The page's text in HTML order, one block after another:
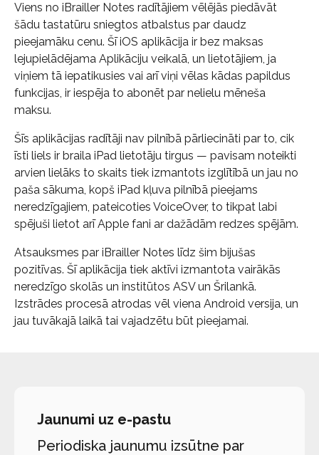
Viens no iBrailler Notes radītājiem vēlējās piedāvāt
šādu tastatūru sniegtos atbalstus par daudz
pieejamāku cenu. Šī iOS aplikācija ir bez maksas
lejupielādējama Aplikāciju veikalā, un lietotājiem, ja
viņiem tā iepatikusies vai arī viņi vēlas kādas papildus
funkcijas, ir iespēja to abonēt par nelielu mēneša
maksu.
Šīs aplikācijas radītāji nav pilnībā pārliecināti par to, cik
īsti liels ir braila iPad lietotāju tirgus — pavisam noteikti
arvien lielāks to skaits tiek izmantots izglītībā un jau no
paša sākuma, kopš iPad kļuva pilnībā pieejams
neredzīgajiem, pateicoties VoiceOver, to tikpat labi
spējuši lietot arī Apple fani ar dažādām redzes spējām.
Atsauksmes par iBrailler Notes līdz šim bijušas
pozitīvas. Šī aplikācija tiek aktīvi izmantota vairākās
neredzīgo skolās un institūtos ASV un Šrilankā.
Izstrādes procesā atrodas vēl viena Android versija, un
jau tuvākajā laikā tai vajadzētu būt pieejamai.
Jaunumi uz e-pastu
Periodiska jaunumu izsūtne par